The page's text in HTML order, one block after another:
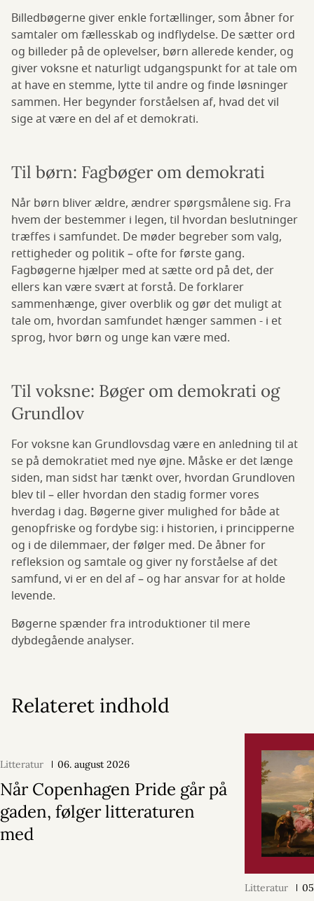
Billedbøgerne giver enkle fortællinger, som åbner for
samtaler om fællesskab og indflydelse. De sætter ord
og billeder på de oplevelser, børn allerede kender, og
giver voksne et naturligt udgangspunkt for at tale om
at have en stemme, lytte til andre og finde løsninger
sammen. Her begynder forståelsen af, hvad det vil
sige at være en del af et demokrati.
Til børn: Fagbøger om demokrati
Når børn bliver ældre, ændrer spørgsmålene sig. Fra
hvem der bestemmer i legen, til hvordan beslutninger
træffes i samfundet. De møder begreber som valg,
rettigheder og politik – ofte for første gang.
Fagbøgerne hjælper med at sætte ord på det, der
ellers kan være svært at forstå. De forklarer
sammenhænge, giver overblik og gør det muligt at
tale om, hvordan samfundet hænger sammen - i et
sprog, hvor børn og unge kan være med.
Til voksne: Bøger om demokrati og
Grundlov
For voksne kan Grundlovsdag være en anledning til at
se på demokratiet med nye øjne. Måske er det længe
siden, man sidst har tænkt over, hvordan Grundloven
blev til – eller hvordan den stadig former vores
hverdag i dag. Bøgerne giver mulighed for både at
genopfriske og fordybe sig: i historien, i principperne
og i de dilemmaer, der følger med. De åbner for
refleksion og samtale og giver ny forståelse af det
samfund, vi er en del af – og har ansvar for at holde
levende.
Bøgerne spænder fra introduktioner til mere
dybdegående analyser.
Relateret indhold
Litteratur 06. august 2026
Når Copenhagen Pride går på
gaden, følger litteraturen
med
Litteratur